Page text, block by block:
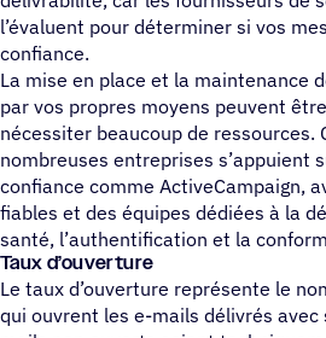
l’évaluent pour déterminer si vos
confiance.
La mise en place et la maintenance
par vos propres moyens peuvent
nécessiter beaucoup de ressources.
nombreuses entreprises s’appuient
confiance comme ActiveCampaign,
fiables et des équipes dédiées à la
santé, l’authentification et la
Taux d’ouverture
Le taux d’ouverture représente le
qui ouvrent les e-mails délivrés avec